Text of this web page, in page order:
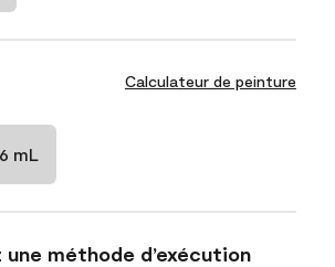
Calculateur de peinture
mL
méthode d’exécution